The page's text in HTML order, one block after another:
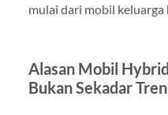
mulai dari mobil keluarga
Alasan Mobil
Bukan Sekadar Tren